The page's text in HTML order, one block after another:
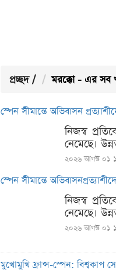
প্রচ্ছদ / মরক্কো - এর সব
স্পেন সীমান্তে অভিবাসন
নিজস্ব
নেমেছে।
২০২৬ আগস্ট ০১
স্পেন সীমান্তে
নিজস্ব
নেমেছে।
২০২৬ আগস্ট ০১
মুখোমুখি ফ্রান্স-স্পেন: বিশ্বকাপ